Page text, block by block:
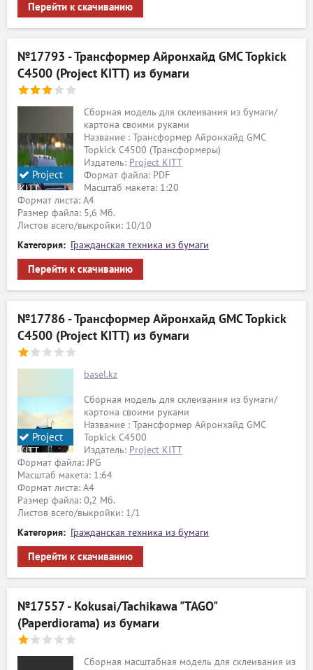
Перейти к скачиванию
№17793 - Трансформер Айронхайд GMC Topkick
C4500 (Project KITT) из бумаги
Project
KITT
Сборная модель для склеивания из бумаги/
картона своими руками
Название : Трансформер Айронхайд GMC
Topkick C4500 (Трансформеры)
Издатель: Project KITT
Формат файла: PDF
Масштаб макета: 1:20
Формат листа: А4
Размер файла: 5,6 Мб.
Листов всего/выкройки: 10/10
Категория: Гражданская техника из бумаги
Перейти к скачиванию
№17786 - Трансформер Айронхайд GMC Topkick
C4500 (Project KITT) из бумаги
Project
KITT
basel.kz
Сборная модель для склеивания из бумаги/
картона своими руками
Название : Трансформер Айронхайд GMC
Topkick C4500
Издатель: Project KITT
Формат файла: JPG
Масштаб макета: 1:64
Формат листа: А4
Размер файла: 0,2 Мб.
Листов всего/выкройки: 1/1
Категория: Гражданская техника из бумаги
Перейти к скачиванию
№17557 - Kokusai/Tachikawa "TAGO"
(Paperdiorama) из бумаги
Сборная масштабная модель для склеивания из